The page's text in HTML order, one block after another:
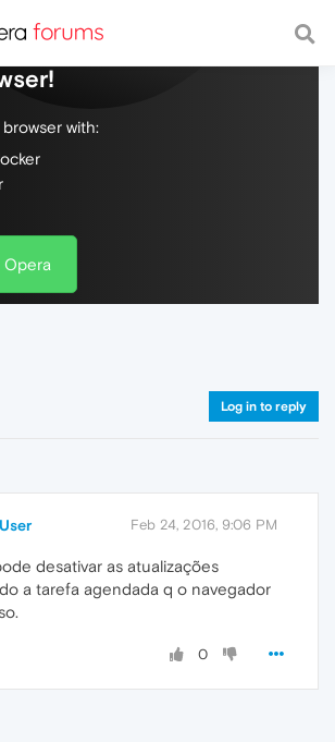
the web, with a fast and
with:
Opera
Log in to reply
Feb 24, 2016, 9:06 PM
desativar as atualizações
a tarefa agendada q o navegador
0